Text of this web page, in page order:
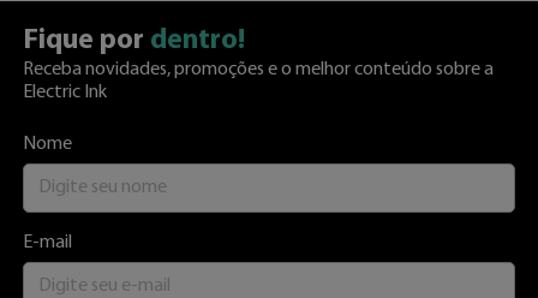
Fique por dentro!
Receba novidades, promoções e o melhor conteúdo sobre a
Electric Ink
Nome
E-mail